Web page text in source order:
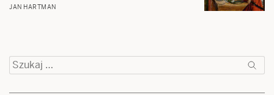
JAN HARTMAN
Szukaj: